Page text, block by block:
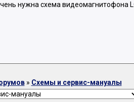
нужна схема видеомагнитофона
» Схемы и сервис-мануалы